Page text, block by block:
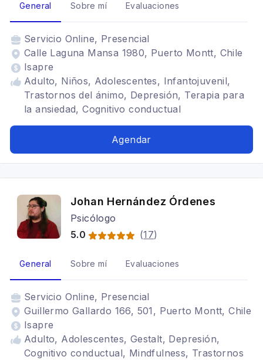
General Sobre mí Evaluaciones
Servicio Online, Presencial
Calle Laguna Mansa 1980, Puerto Montt, Chile
Isapre
Adulto, Niños, Adolescentes, Infantojuvenil,
Trastornos del ánimo, Depresión, Terapia para
la ansiedad, Cognitivo conductual
Agendar
Johan Hernández Órdenes
Psicólogo
5.0
(17)
General Sobre mí Evaluaciones
Servicio Online, Presencial
Guillermo Gallardo 166, 501, Puerto Montt, Chile
Isapre
Adulto, Adolescentes, Gestalt, Depresión,
Cognitivo conductual, Mindfulness, Trastornos